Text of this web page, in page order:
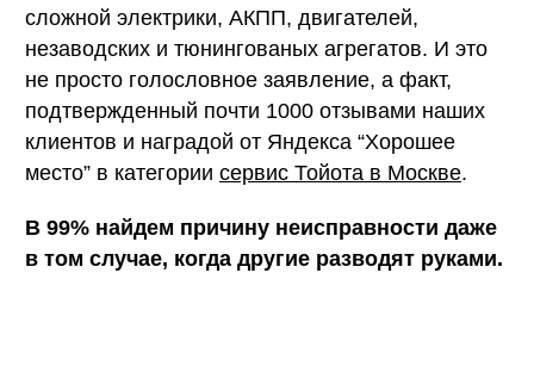
сложной электрики, АКПП, двигателей,
незаводских и тюнингованых агрегатов. И это
не просто голословное заявление, а факт,
подтвержденный почти 1000 отзывами наших
клиентов и наградой от Яндекса “Хорошее
место” в категории сервис Тойота в Москве.
В 99% найдем причину неисправности даже
в том случае, когда другие разводят руками.